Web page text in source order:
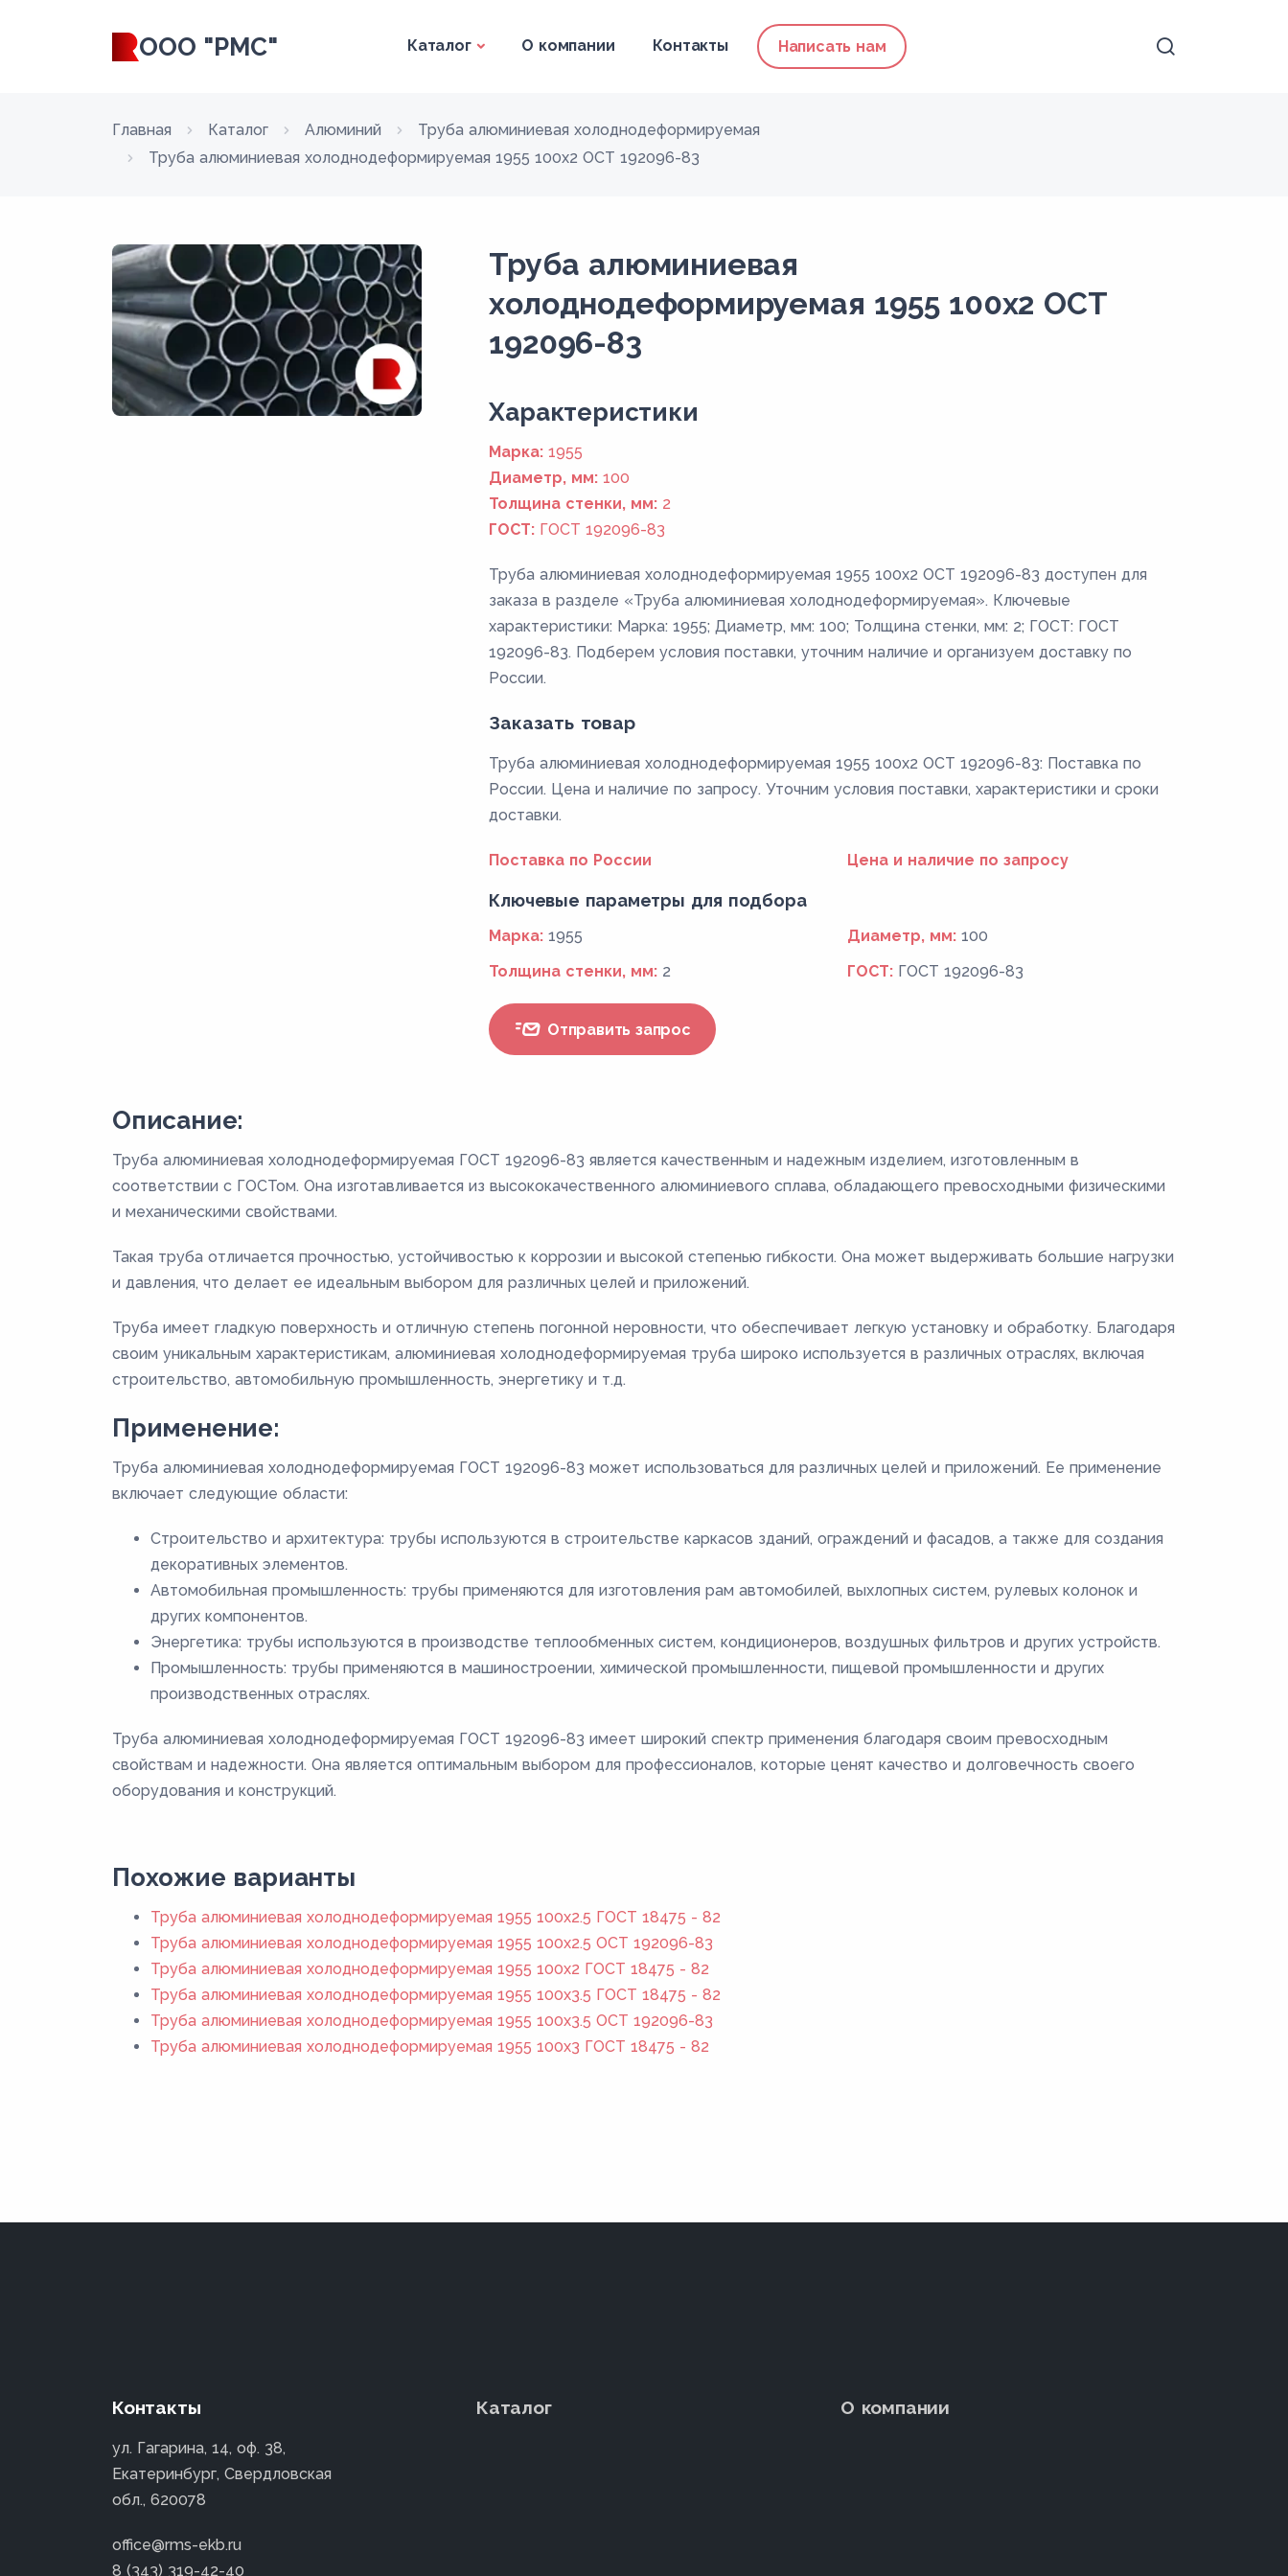
ООО "РМС" Каталог О компании Контакты Написать нам
Главная Каталог Алюминий
Труба алюминиевая холоднодеформируемая
Труба алюминиевая холоднодеформируемая 1955 100x2 ОСТ 192096-83
Труба алюминиевая
холоднодеформируемая 1955 100x2 ОСТ
192096-83
Xарактеристики
Марка: 1955
Диаметр, мм: 100
Толщина стенки, мм: 2
ГОСТ: ГОСТ 192096-83
Труба алюминиевая холоднодеформируемая 1955 100x2 ОСТ 192096-83 доступен для
заказа в разделе «Труба алюминиевая холоднодеформируемая». Ключевые
характеристики: Марка: 1955; Диаметр, мм: 100; Толщина стенки, мм: 2; ГОСТ: ГОСТ
192096-83. Подберем условия поставки, уточним наличие и организуем доставку по
России.
Заказать товар
Труба алюминиевая холоднодеформируемая 1955 100x2 ОСТ 192096-83: Поставка по
России. Цена и наличие по запросу. Уточним условия поставки, характеристики и сроки
доставки.
Поставка по России Цена и наличие по запросу
Ключевые параметры для подбора
Марка: 1955 Диаметр, мм: 100
Толщина стенки, мм: 2 ГОСТ: ГОСТ 192096-83
Отправить запрос
Описание:
Труба алюминиевая холоднодеформируемая ГОСТ 192096-83 является качественным и надежным изделием, изготовленным в
соответствии с ГОСТом. Она изготавливается из высококачественного алюминиевого сплава, обладающего превосходными физическими
и механическими свойствами.
Такая труба отличается прочностью, устойчивостью к коррозии и высокой степенью гибкости. Она может выдерживать большие нагрузки
и давления, что делает ее идеальным выбором для различных целей и приложений.
Труба имеет гладкую поверхность и отличную степень погонной неровности, что обеспечивает легкую установку и обработку. Благодаря
своим уникальным характеристикам, алюминиевая холоднодеформируемая труба широко используется в различных отраслях, включая
строительство, автомобильную промышленность, энергетику и т.д.
Применение:
Труба алюминиевая холоднодеформируемая ГОСТ 192096-83 может использоваться для различных целей и приложений. Ее применение
включает следующие области:
Строительство и архитектура: трубы используются в строительстве каркасов зданий, ограждений и фасадов, а также для создания
декоративных элементов.
Автомобильная промышленность: трубы применяются для изготовления рам автомобилей, выхлопных систем, рулевых колонок и
других компонентов.
Энергетика: трубы используются в производстве теплообменных систем, кондиционеров, воздушных фильтров и других устройств.
Промышленность: трубы применяются в машиностроении, химической промышленности, пищевой промышленности и других
производственных отраслях.
Труба алюминиевая холоднодеформируемая ГОСТ 192096-83 имеет широкий спектр применения благодаря своим превосходным
свойствам и надежности. Она является оптимальным выбором для профессионалов, которые ценят качество и долговечность своего
оборудования и конструкций.
Похожие варианты
Труба алюминиевая холоднодеформируемая 1955 100x2.5 ГОСТ 18475 - 82
Труба алюминиевая холоднодеформируемая 1955 100x2.5 ОСТ 192096-83
Труба алюминиевая холоднодеформируемая 1955 100x2 ГОСТ 18475 - 82
Труба алюминиевая холоднодеформируемая 1955 100x3.5 ГОСТ 18475 - 82
Труба алюминиевая холоднодеформируемая 1955 100x3.5 ОСТ 192096-83
Труба алюминиевая холоднодеформируемая 1955 100x3 ГОСТ 18475 - 82
Контакты
ул. Гагарина, 14, оф. 38,
Екатеринбург, Свердловская
обл., 620078
office@rms-ekb.ru
8 (343) 319-42-40
Каталог О компании